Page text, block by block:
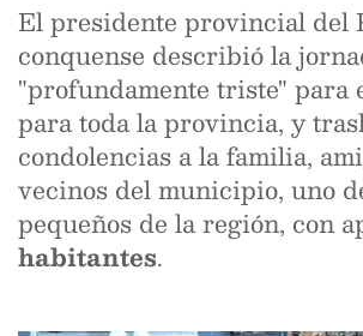
El presidente provincial del
conquense describió la
"profundamente triste" para
para toda la provincia, y
condolencias a la familia,
vecinos del municipio, uno
pequeños de la región, con
habitantes.